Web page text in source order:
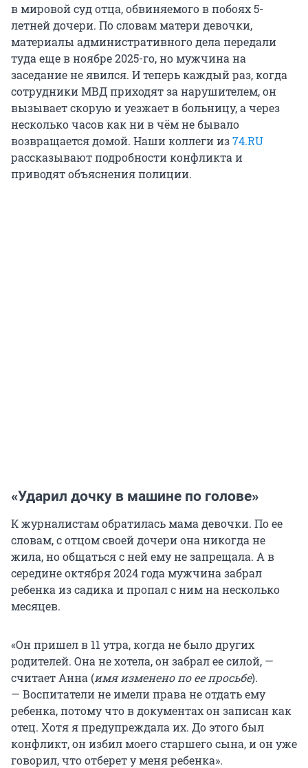
в мировой суд отца, обвиняемого в побоях 5-
летней дочери. По словам матери девочки,
материалы административного дела передали
туда еще в ноябре 2025-го, но мужчина на
заседание не явился. И теперь каждый раз, когда
сотрудники МВД приходят за нарушителем, он
вызывает скорую и уезжает в больницу, а через
несколько часов как ни в чём не бывало
возвращается домой. Наши коллеги из74.RU
рассказывают подробности конфликта и
приводят объяснения полиции.
«Ударил дочку в машине по голове»
К журналистам обратилась мама девочки. По ее
словам, с отцом своей дочери она никогда не
жила, но общаться с ней ему не запрещала. А в
середине октября 2024 года мужчина забрал
ребенка из садика и пропал с ним на несколько
месяцев.
«Он пришел в 11 утра, когда не было других
родителей. Она не хотела, он забрал ее силой, —
считает Анна (имя изменено по ее просьбе).
— Воспитатели не имели права не отдать ему
ребенка, потому что в документах он записан как
отец. Хотя я предупреждала их. До этого был
конфликт, он избил моего старшего сына, и он уже
говорил, что отберет у меня ребенка».